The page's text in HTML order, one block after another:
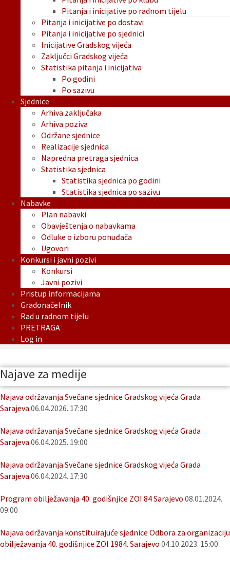
Pitanja i inicijative po radnom tijelu
Pitanja i inicijative po dostavi
Pitanja i inicijative po sjednici
Inicijative Gradskog vijeća
Zaključci Gradskog vijeća
Statistika pitanja i inicijativa
Po godini
Po sazivu
Sjednice
Arhiva zaključaka
Arhiva poziva
Održane sjednice
Realizacije sjednica
Napredna pretraga sjednica
Statistika sjednica
Statistika sjednica po godini
Statistika sjednica po sazivu
Nabavke
Plan nabavki
Obavještenja o nabavkama
Odluke o izboru ponuđača
Ugovori
Konkursi i javni pozivi
Konkursi
Javni pozivi
Pristup informacijama
Gradonačelnik
Rad u radnom tijelu
PRETRAGA
Log in
Najave za medije
Najava održavanja Svečane sjednice Gradskog vijeća Grada
Sarajeva 06.04.2026. 17:30
Najava održavanja Svečane sjednice Gradskog vijeća Grada
Sarajeva 06.04.2025. 19:00
Najava održavanja Svečane sjednice Gradskog vijeća Grada
Sarajeva 06.04.2024. 17:30
Program obilježavanja 40. godišnjice ZOI 84 Sarajevo 08.01.2024.
09:00
Najava održavanja konstituirajuće sjednice Odbora za organizaciju
obilježavanja 40. godišnjice ZOI 1984. Sarajevo 04.10.2023. 15:00